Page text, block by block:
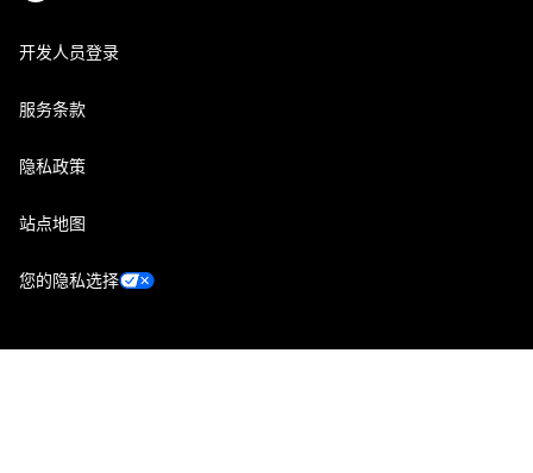
开发人员登录
服务条款
隐私政策
站点地图
您的隐私选择